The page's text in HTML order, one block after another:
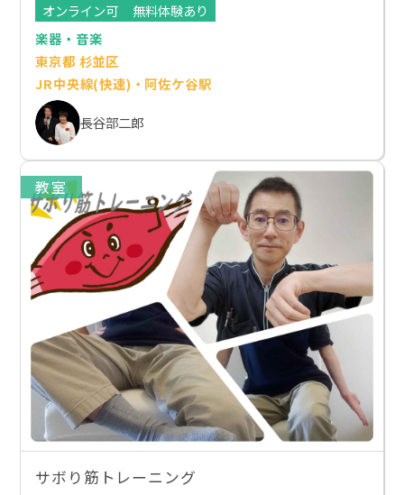
オンライン可
無料体験あり
楽器・音楽
東京都 杉並区
JR中央線(快速)・阿佐ケ谷駅
長谷部二郎
教室
サボり筋トレーニング